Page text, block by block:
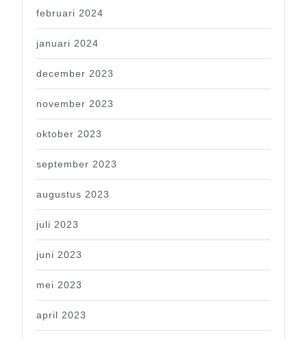
februari 2024
januari 2024
december 2023
november 2023
oktober 2023
september 2023
augustus 2023
juli 2023
juni 2023
mei 2023
april 2023